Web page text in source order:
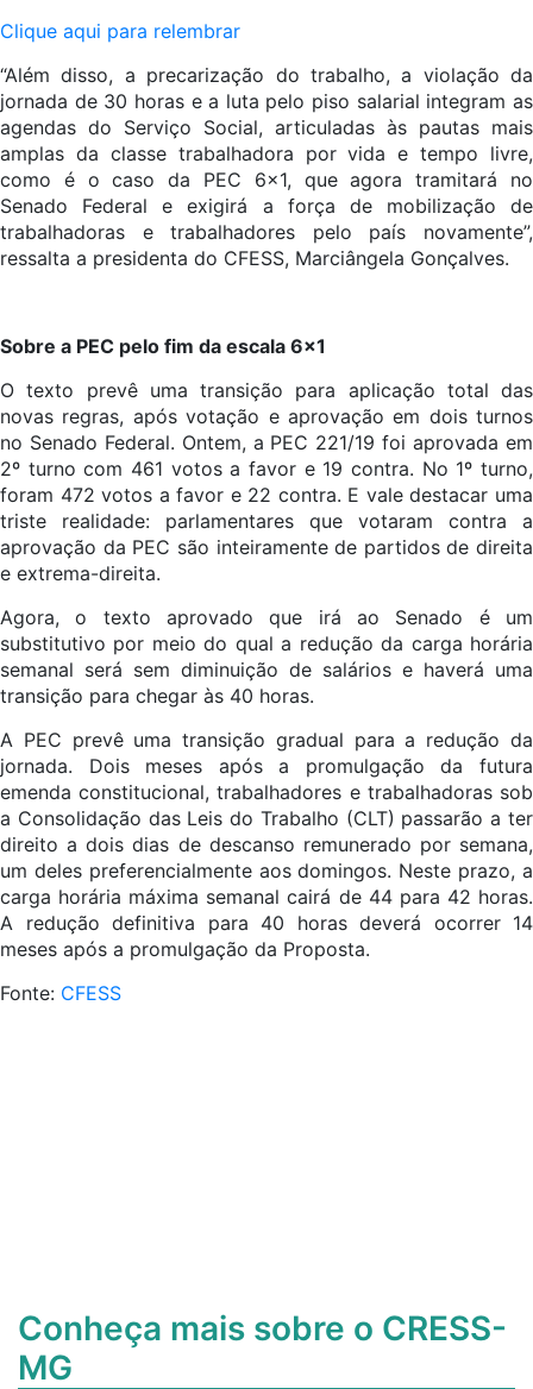
Clique aqui para relembrar
“Além disso, a precarização do trabalho, a violação da
jornada de 30 horas e a luta pelo piso salarial integram as
agendas do Serviço Social, articuladas às pautas mais
amplas da classe trabalhadora por vida e tempo livre,
como é o caso da PEC 6×1, que agora tramitará no
Senado Federal e exigirá a força de mobilização de
trabalhadoras e trabalhadores pelo país novamente”,
ressalta a presidenta do CFESS, Marciângela Gonçalves.
Sobre a PEC pelo fim da escala 6×1
O texto prevê uma transição para aplicação total das
novas regras, após votação e aprovação em dois turnos
no Senado Federal. Ontem, a PEC 221/19 foi aprovada em
2º turno com 461 votos a favor e 19 contra. No 1º turno,
foram 472 votos a favor e 22 contra. E vale destacar uma
triste realidade: parlamentares que votaram contra a
aprovação da PEC são inteiramente de partidos de direita
e extrema-direita.
Agora, o texto aprovado que irá ao Senado é um
substitutivo por meio do qual a redução da carga horária
semanal será sem diminuição de salários e haverá uma
transição para chegar às 40 horas.
A PEC prevê uma transição gradual para a redução da
jornada. Dois meses após a promulgação da futura
emenda constitucional, trabalhadores e trabalhadoras sob
a Consolidação das Leis do Trabalho (CLT) passarão a ter
direito a dois dias de descanso remunerado por semana,
um deles preferencialmente aos domingos. Neste prazo, a
carga horária máxima semanal cairá de 44 para 42 horas.
A redução definitiva para 40 horas deverá ocorrer 14
meses após a promulgação da Proposta.
Fonte: CFESS
Conheça mais sobre o CRESS-
MG